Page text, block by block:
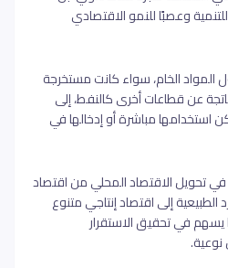
وعصبًا للنمو الاقتصادي
المواد الخام، سواء كانت مستخرجة
عن قطاعات أخرى كالنفط، إلى
مباشرة أو إدخالها في
في تحويل الاقتصاد المحلي من اقتصاد
إلى اقتصاد إنتاجي متنوع
يسهم في تحقيق الاستقرار